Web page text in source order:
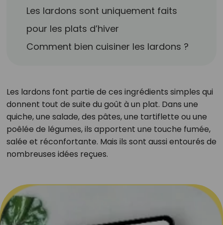
Les lardons sont uniquement faits
pour les plats d’hiver
Comment bien cuisiner les lardons ?
Les lardons font partie de ces ingrédients simples qui
donnent tout de suite du goût à un plat. Dans une
quiche, une salade, des pâtes, une tartiflette ou une
poêlée de légumes, ils apportent une touche fumée,
salée et réconfortante. Mais ils sont aussi entourés de
nombreuses idées reçues.